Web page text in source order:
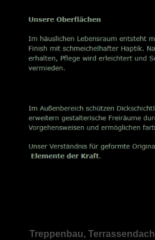
Treppenbau, Terrassendach